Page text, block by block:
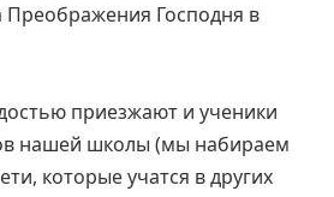
Преображения Господня в
приезжают и ученики
нашей школы (мы набираем
которые учатся в других